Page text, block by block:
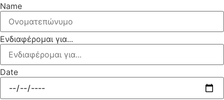
Name
Ενδιαφέρομαι για...
Date